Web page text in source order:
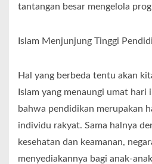
tantangan besar mengelola
Islam Menjunjung Tinggi
Hal yang berbeda tentu akan
Islam yang menaungi umat hari
bahwa pendidikan merupakan
individu rakyat. Sama halnya
kesehatan dan keamanan,
menyediakannya bagi anak-